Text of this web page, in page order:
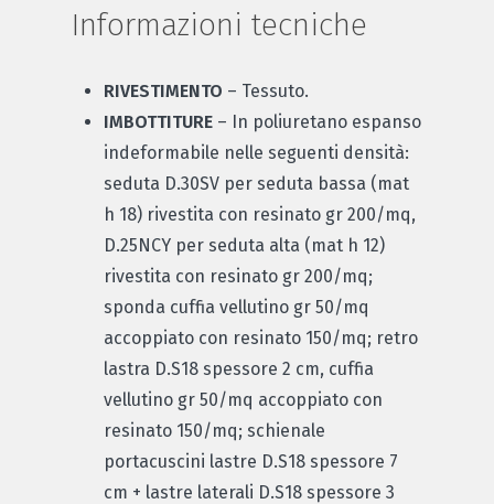
Informazioni tecniche
RIVESTIMENTO – Tessuto.
IMBOTTITURE – In poliuretano espanso
indeformabile nelle seguenti densità:
seduta D.30SV per seduta bassa (mat
h 18) rivestita con resinato gr 200/mq,
D.25NCY per seduta alta (mat h 12)
rivestita con resinato gr 200/mq;
sponda cuffia vellutino gr 50/mq
accoppiato con resinato 150/mq; retro
lastra D.S18 spessore 2 cm, cuffia
vellutino gr 50/mq accoppiato con
resinato 150/mq; schienale
portacuscini lastre D.S18 spessore 7
cm + lastre laterali D.S18 spessore 3